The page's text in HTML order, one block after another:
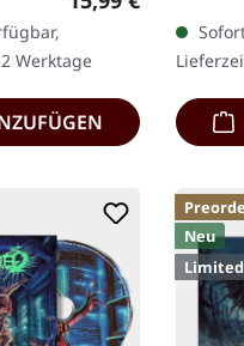
Booklet,
Auflage
Werktage
Metal-
Neu
Limited